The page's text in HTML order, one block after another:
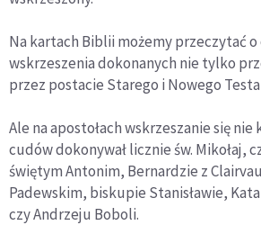
Na kartach Biblii możemy przeczytać o
wskrzeszenia dokonanych nie tylko
przez postacie Starego i Nowego
Ale na apostołach wskrzeszanie się nie
cudów dokonywał licznie św. Mikołaj,
świętym Antonim, Bernardzie z
Padewskim, biskupie Stanisławie,
czy Andrzeju Boboli.